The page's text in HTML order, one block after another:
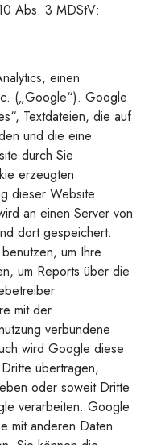
Abs. 3 MDStV:
einen
(„Google“). Google
Textdateien, die auf
und die eine
durch Sie
erzeugten
dieser Website
an einen Server von
dort gespeichert.
um Ihre
um Reports über die
mit der
verbundene
wird Google diese
übertragen,
oder soweit Dritte
verarbeiten. Google
mit anderen Daten